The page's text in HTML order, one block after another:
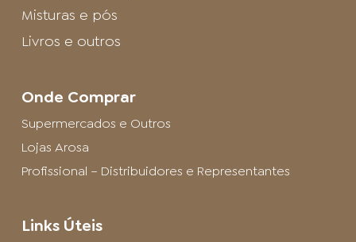
Misturas e pós
Livros e outros
Onde Comprar
Supermercados e Outros
Lojas Arosa
Profissional – Distribuidores e Representantes
Links Úteis